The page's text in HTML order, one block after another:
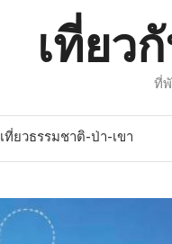
เที่ยว
ที่
เที่ยวธรรมชาติ-ป่า-เขา